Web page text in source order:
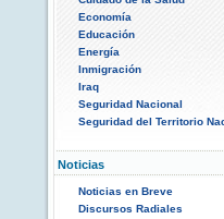
Economía
Educación
Energía
Inmigración
Iraq
Seguridad Nacional
Seguridad del Territorio
Noticias
Noticias en Breve
Discursos Radiales